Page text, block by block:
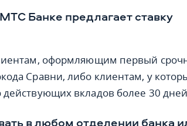
Банке предлагает ставку
оформляющим первый
Сравни, либо клиентам, у
вкладов более 30
в любом отделении банка